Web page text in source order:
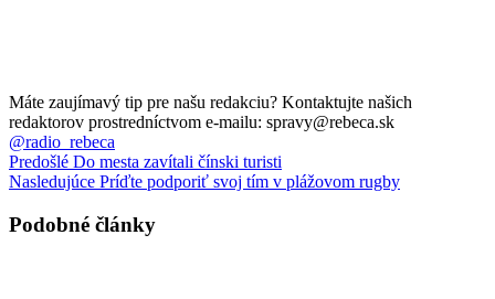
Máte zaujímavý tip pre našu redakciu? Kontaktujte našich
redaktorov prostredníctvom e-mailu: spravy@rebeca.sk
@radio_rebeca
Predošlé Do mesta zavítali čínski turisti
Nasledujúce Príďte podporiť svoj tím v plážovom rugby
Podobné články